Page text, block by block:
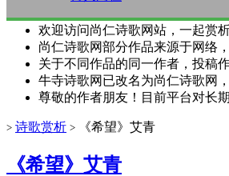
欢迎访问尚仁诗歌网站，一起赏
尚仁诗歌网部分作品来源于网络
关于不同作品的同一作者，投稿
牛寺诗歌网已改名为尚仁诗歌网
尊敬的作者朋友！目前平台对长
> 诗歌赏析 > 《希望》艾青
《希望》艾青